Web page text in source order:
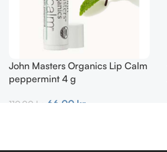
John Masters Organics Lip Calm
peppermint 4 g
110,00 kr. 66,00 kr.